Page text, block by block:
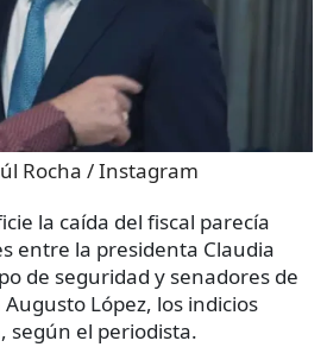
Rocha / Instagram
la caída del fiscal parecía
entre la presidenta Claudia
de seguridad y senadores de
López, los indicios
según el periodista.